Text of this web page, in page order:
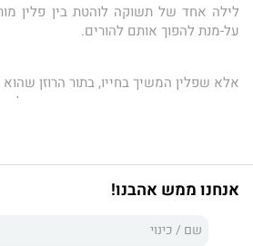
לילה אחד של תשוקה לוהטת בין פלין
על-מנת להפוך אותם להורים.
אלא שפלין המשיך בחייו, בתור הרוזן
אחוזת דנמורי המרוששת, ושרה נשארה
הוא מתכוון לתבוע חזקה עליו, אלא
אנחנו ממש אהבנו!